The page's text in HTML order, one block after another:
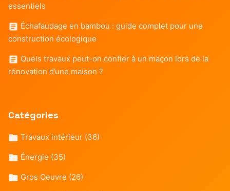
essentiels
Échafaudage en bambou : guide complet pour une
construction écologique
Quels travaux peut-on confier à un maçon lors de la
rénovation d’une maison ?
Catégories
Travaux intérieur (36)
Énergie (35)
Gros Oeuvre (26)